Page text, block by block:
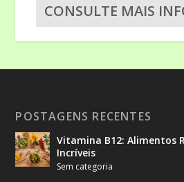
CONSULTE MAIS
POSTAGENS RECENTES
Vitamina B12: Alimentos
Incríveis
Sem categoria